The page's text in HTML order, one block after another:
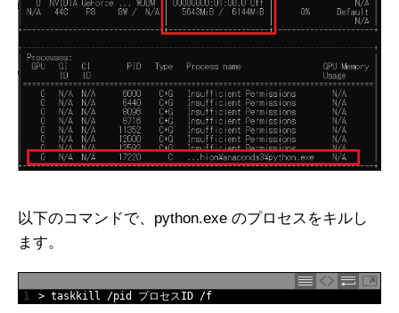
以下のコマンドで、python.exe のプロセスをキルし
ます。
1 > taskkill /pid プロセスID /f